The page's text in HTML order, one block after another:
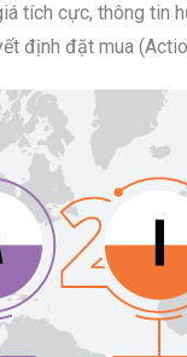
tích cực, thông tin
định đặt mua